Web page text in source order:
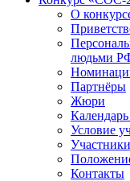
О
людьми
Партнёры
Жюри
Условие
Участники
Контакты